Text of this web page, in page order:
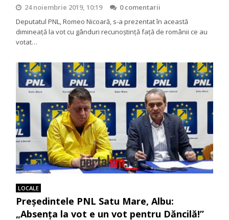
24 noiembrie 2019, 10:19
0 comentarii
Deputatul PNL, Romeo Nicoară, s-a prezentat în această
dimineață la vot cu gânduri recunoștință față de românii ce au
votat…
LOCALE
Președintele PNL Satu Mare, Albu:
„Absența la vot e un vot pentru Dăncilă!”